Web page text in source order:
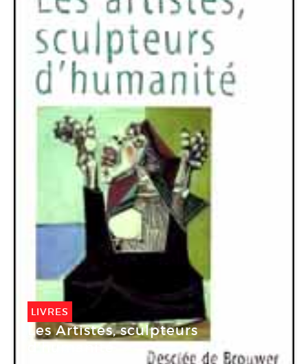
LIVRES
Les Artistes, sculpteurs
d’humanité